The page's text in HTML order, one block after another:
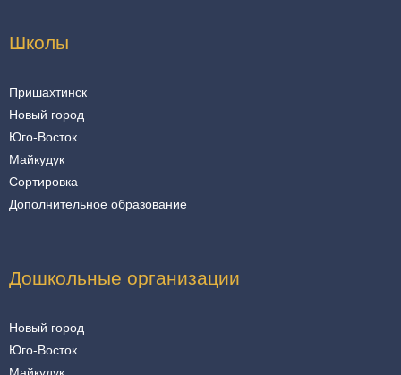
Школы
Пришахтинск
Новый город
Юго-Восток
Майкудук
Сортировка
Дополнительное образование
Дошкольные организации
Новый город
Юго-Восток
Майкудук